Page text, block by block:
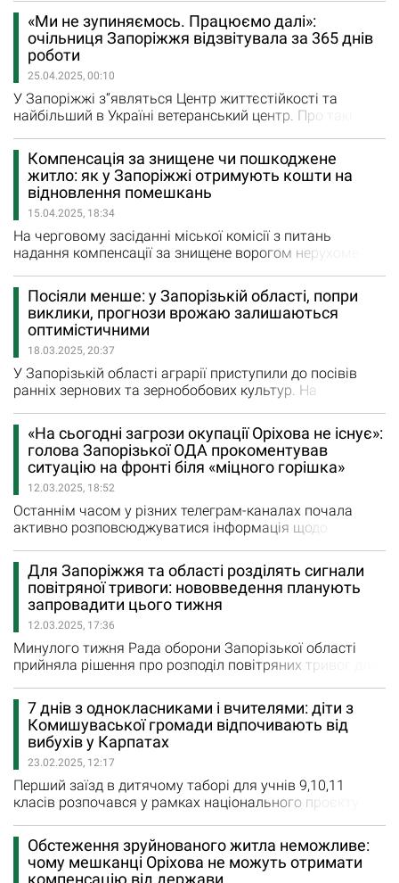
компроміси між законом, людським ресурсом і
військовою реальністю. А Державна служба з питань
праці — між наглядом, підтримкою і відповідальністю.
У Запоріжжі в Центрі журналістської солідарності
відбулася пресконференція…
«Ми не зупиняємось. Працюємо далі»:
очільниця Запоріжжя відзвітувала за 365 днів
роботи
25.04.2025, 00:10
У Запоріжжі з“являться Центр життєстійкості та
найбільший в Україні ветеранський центр. Про такі
міського голови Регіна Харченко розповіла під час
великої пресконференції «365 днів роботи команди
Регіни Харченко. Як змінилося місто?». Екскерівниця
фракції “Слуга народу” у Запорізькій…
Компенсація за знищене чи пошкоджене
житло: як у Запоріжжі отримують кошти на
відновлення помешкань
15.04.2025, 18:34
На черговому засіданні міської комісії з питань
надання компенсації за знищене ворогом нерухоме
компенсації за зруйноване обстрілами житло, яке не
підлягає ремонту. Після проходження всіх
передбачених законодавством процедур власники
зруйнованого житла отримають житлові сертифікати
на суму 13 мільйонів 186 тисяч 930 гривень.…
Посіяли менше: у Запорізькій області, попри
виклики, прогнози врожаю залишаються
оптимістичними
18.03.2025, 20:37
У Запорізькій області аграрії приступили до посівів
ранніх зернових та зернобобових культур. На
Запорізького та Пологівського районів загалом
засіяно 100,8 тис. гектарів озимих культур. Про це під
час брифінгу повідомила директорка департаменту
агропромислового розвитку ЗОДА Валентинаи
Крамаренко. Всього аграрії…
«На сьогодні загрози окупації Оріхова не існує»:
голова Запорізької ОДА прокоментував
ситуацію на фронті біля «міцного горішка»
12.03.2025, 18:52
Останнім часом у різних телеграм-каналах почала
активно розповсюджуватися інформація щодо
Оріхова» попросили голову Запорізької ОДА Івана
Федорова прокоментувати інформацію і розповісти, чи
є реальна загроза захоплення "міцного горішка". І ще
одного міста-форпоста - Гуляйполя "На сьогодні…
Для Запоріжжя та області розділять сигнали
повітряної тривоги: нововведення планують
запровадити цього тижня
12.03.2025, 17:36
Минулого тижня Рада оборони Запорізької області
прийняла рішення про розподіл повітряних тривог для
запровадити до кінця цього тижня. Як повідомив Іван
Федоров, голова Запорізької ОВА, за три роки у
Запорізькій області пролунало понад 5500 повітряних
тривог, які загалом тривали 7,5 місяців. Левова
частина з них стосується…
7 днів з однокласниками і вчителями: діти з
Комишуваської громади відпочивають від
вибухів у Карпатах
23.02.2025, 12:17
Перший заїзд в дитячому таборі для учнів 9,10,11
класів розпочався у рамках національного проєкту
відпочинок завдяки підтримці Борщагівської сільської
територіальної громади Київської області, яка є
громадою-партнером Комишуваської СТГ. Як
Обстеження зруйнованого житла неможливе:
чому мешканці Оріхова не можуть отримати
компенсацію від держави